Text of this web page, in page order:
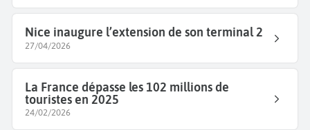
Nice inaugure l’extension de son terminal 2
27/04/2026
La France dépasse les 102 millions de
touristes en 2025
24/02/2026